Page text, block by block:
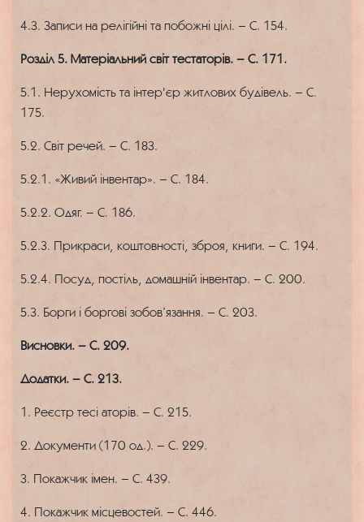
4.3. Записи на релігійні та побожні цілі. – С. 154.
Розділ 5. Матеріальний світ тестаторів. – С. 171.
5.1. Нерухомість та інтер'єр житлових будівель. – С.
175.
5.2. Світ речей. – С. 183.
5.2.1. «Живий інвентар». – С. 184.
5.2.2. Одяг. – С. 186.
5.2.3. Прикраси, коштовності, зброя, книги. – С. 194.
5.2.4. Посуд, постіль, домашній інвентар. – С. 200.
5.3. Борги і боргові зобов’язання. – С. 203.
Висновки. – С. 209.
Додатки. – С. 213.
1. Реєстр тесі аторів. – С. 215.
2. Документи (170 од.). – С. 229.
3. Покажчик імен. – С. 439.
4. Покажчик місцевостей. – С. 446.